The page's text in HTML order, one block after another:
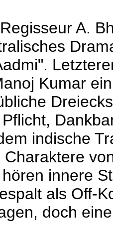
A.
Kumar
indische
innere
als Off-
doch